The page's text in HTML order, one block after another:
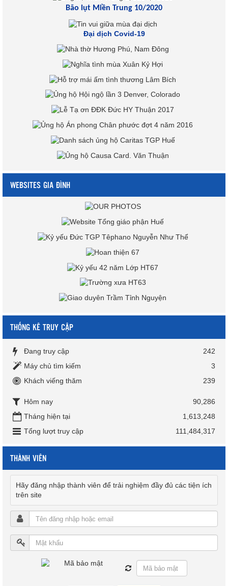
Bão lụt Miền Trung 10/2020
Đại dịch Covid-19
WEBSITES GIA ĐÌNH
THỐNG KÊ TRUY CẬP
Đang truy cập
242
Máy chủ tìm kiếm
3
Khách viếng thăm
239
Hôm nay
90,286
Tháng hiện tại
1,613,248
Tổng lượt truy cập
111,484,317
THÀNH VIÊN
Hãy đăng nhập thành viên để trải nghiệm đầy đủ các tiện ích
trên site